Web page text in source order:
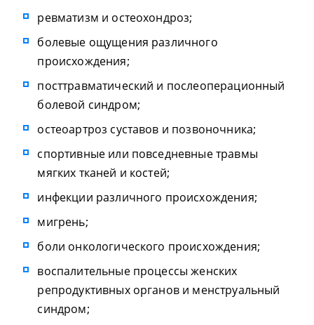
ревматизм и остеохондроз;
болевые ощущения различного
происхождения;
посттравматический и послеоперационный
болевой синдром;
остеоартроз суставов и позвоночника;
спортивные или повседневные травмы
мягких тканей и костей;
инфекции различного происхождения;
мигрень;
боли онкологического происхождения;
воспалительные процессы женских
репродуктивных органов и менструальный
синдром;